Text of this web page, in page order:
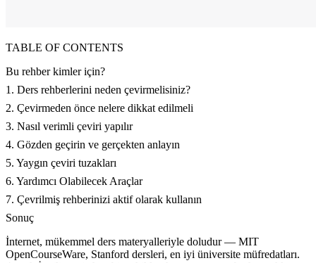
TABLE OF CONTENTS
Bu rehber kimler için?
1. Ders rehberlerini neden çevirmelisiniz?
2. Çevirmeden önce nelere dikkat edilmeli
3. Nasıl verimli çeviri yapılır
4. Gözden geçirin ve gerçekten anlayın
5. Yaygın çeviri tuzakları
6. Yardımcı Olabilecek Araçlar
7. Çevrilmiş rehberinizi aktif olarak kullanın
Sonuç
İnternet, mükemmel ders materyalleriyle doludur — MIT
OpenCourseWare, Stanford dersleri, en iyi üniversite müfredatları.